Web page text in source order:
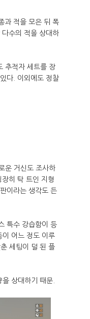
과 적을 모은 뒤 폭
수의 적을 상대하
추적자 세트를 장
다. 이외에도 정찰
운 거신도 조사하
히 탁 트인 지형
이라는 생각도 든
특수 강습함이 등
이 어느 정도 이루
세팅이 덜 된 플
상대하기 때문.